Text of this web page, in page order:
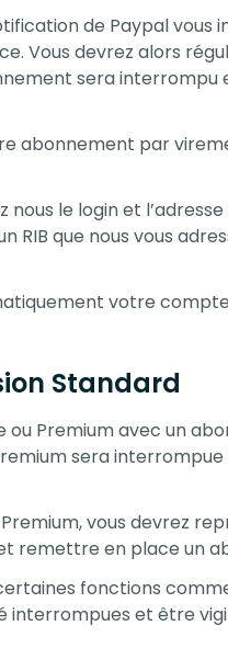
de Paypal vous
Vous devrez alors
sera interrompu
abonnement par
nous le login et
RIB que nous vous
votre
Standard
Premium avec un
sera
vous devrez
remettre en place un
fonctions
et être